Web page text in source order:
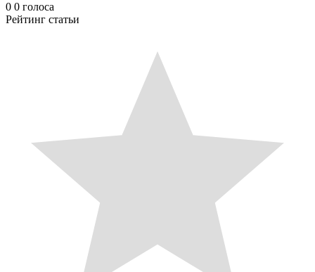
0 0 голоса
Рейтинг статьи